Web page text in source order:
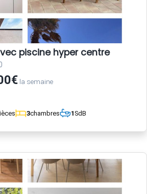
piscine hyper centre
la semaine
3chambres 1SdB